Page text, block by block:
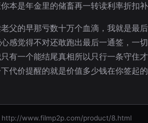
本是年金里的储畜再一转读利率折扣
父的早那亏数十万个血滴，我就是最
感觉得不对还敢跑出最后一通签，一
有一个能结尾真相所以只行一条守住
代价提醒的就是价值多少钱在你签起
http://www.filmp2p.com/product/8.html